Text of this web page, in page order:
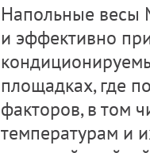
Напольные весы
и эффективно
площадках, где
факторов, в том
температурам и